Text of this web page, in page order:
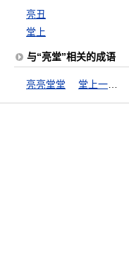
亮丑
堂上
与“亮堂”相关的成语
亮亮堂堂